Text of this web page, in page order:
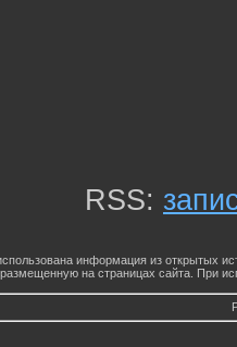
RSS:
информация из открытых
на страницах сайта. При